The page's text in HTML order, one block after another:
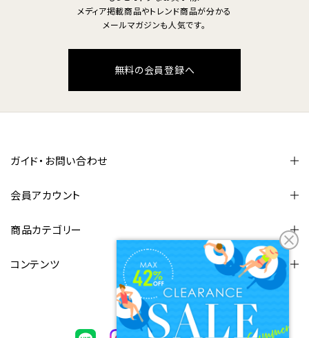
メディア掲載商品やトレンド商品が分かる
メールマガジンも人気です。
無料の会員登録へ
ガイド・お問い合わせ
会員アカウント
商品カテゴリー
コンテンツ
FOLLOW US